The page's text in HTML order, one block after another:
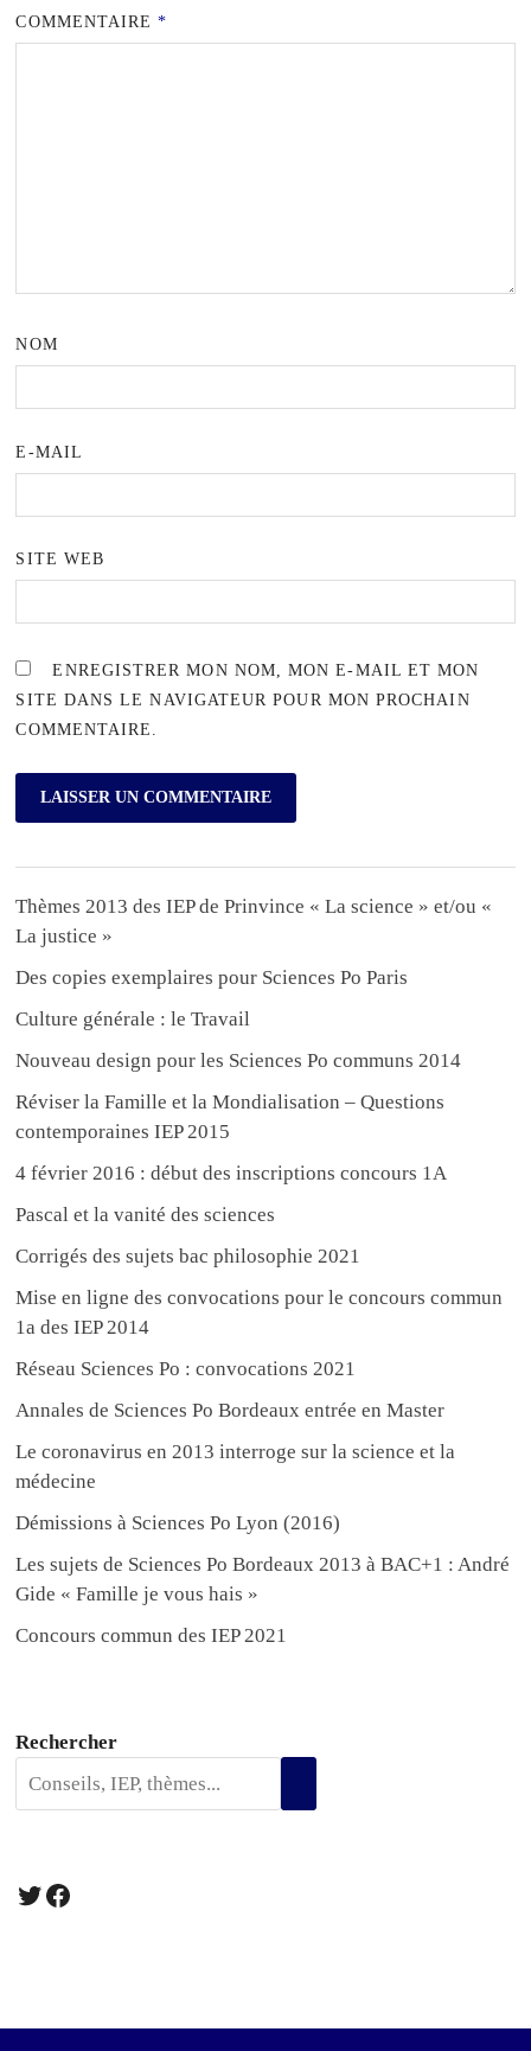
COMMENTAIRE*
NOM
E-MAIL
SITE WEB
ENREGISTRER MON NOM, MON E-MAIL ET MON
SITE DANS LE NAVIGATEUR POUR MON PROCHAIN
COMMENTAIRE.
Thèmes 2013 des IEP de Prinvince « La science » et/ou «
La justice »
Des copies exemplaires pour Sciences Po Paris
Culture générale : le Travail
Nouveau design pour les Sciences Po communs 2014
Réviser la Famille et la Mondialisation – Questions
contemporaines IEP 2015
4 février 2016 : début des inscriptions concours 1A
Pascal et la vanité des sciences
Corrigés des sujets bac philosophie 2021
Mise en ligne des convocations pour le concours commun
1a des IEP 2014
Réseau Sciences Po : convocations 2021
Annales de Sciences Po Bordeaux entrée en Master
Le coronavirus en 2013 interroge sur la science et la
médecine
Démissions à Sciences Po Lyon (2016)
Les sujets de Sciences Po Bordeaux 2013 à BAC+1 : André
Gide « Famille je vous hais »
Concours commun des IEP 2021
Rechercher
Twitter
Facebook